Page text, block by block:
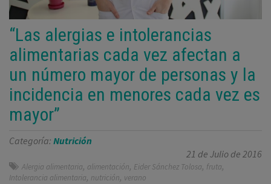
“Las alergias e intolerancias
alimentarias cada vez afectan a
un número mayor de personas y la
incidencia en menores cada vez es
mayor”
Categoría: Nutrición
21 de Julio de 2016
Alergia alimentaria, alimentación, Eider Sánchez Tolosa, fruta,
Intolerancia alimentaria, nutrición, verano